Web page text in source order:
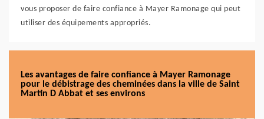
vous proposer de faire confiance à Mayer Ramonage qui peut
utiliser des équipements appropriés.
Les avantages de faire confiance à Mayer Ramonage
pour le débistrage des cheminées dans la ville de Saint
Martin D Abbat et ses environs